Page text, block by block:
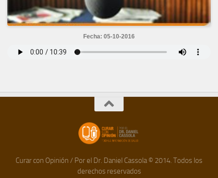
Fecha: 05-10-2016
Curar con Opinión / Por el Dr. Daniel Cassola © 2014. Todos los
derechos reservados